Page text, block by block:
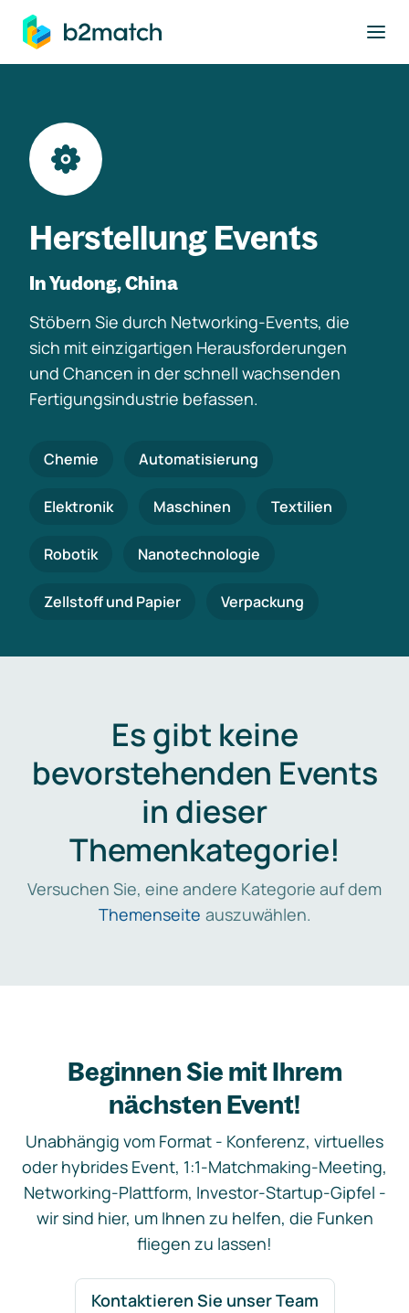
springen
Herstellung Events
In Yudong, China
Stöbern Sie durch Networking-Events, die
sich mit einzigartigen Herausforderungen
und Chancen in der schnell wachsenden
Fertigungsindustrie befassen.
Chemie Automatisierung
Elektronik Maschinen Textilien
Robotik Nanotechnologie
Zellstoff und Papier Verpackung
Es gibt keine
bevorstehenden Events
in dieser
Themenkategorie!
Versuchen Sie, eine andere Kategorie auf dem
Themenseite auszuwählen.
Beginnen Sie mit Ihrem
nächsten Event!
Unabhängig vom Format - Konferenz, virtuelles
oder hybrides Event, 1:1-Matchmaking-Meeting,
Networking-Plattform, Investor-Startup-Gipfel -
wir sind hier, um Ihnen zu helfen, die Funken
fliegen zu lassen!
Kontaktieren Sie unser Team